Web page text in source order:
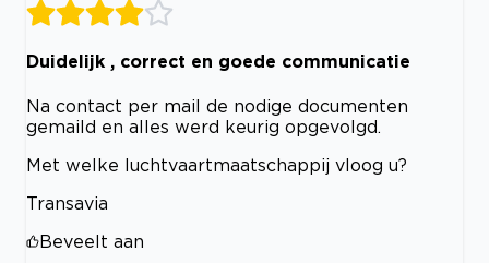
Duidelijk , correct en goede communicatie
Na contact per mail de nodige documenten
gemaild en alles werd keurig opgevolgd.
Met welke luchtvaartmaatschappij vloog u?
Transavia
Beveelt aan